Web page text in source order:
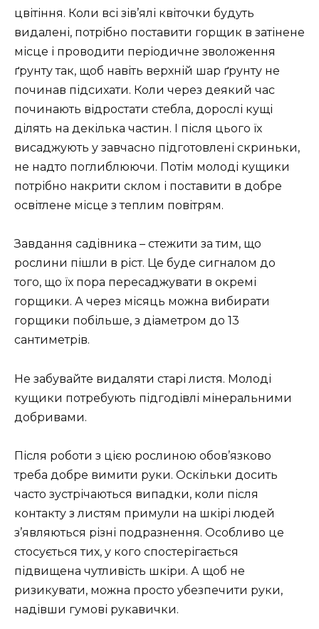
цвітіння. Коли всі зів’ялі квіточки будуть
видалені, потрібно поставити горщик в затінене
місце і проводити періодичне зволоження
ґрунту так, щоб навіть верхній шар ґрунту не
починав підсихати. Коли через деякий час
починають відростати стебла, дорослі кущі
ділять на декілька частин. І після цього їх
висаджують у завчасно підготовлені скриньки,
не надто поглиблюючи. Потім молоді кущики
потрібно накрити склом і поставити в добре
освітлене місце з теплим повітрям.
Завдання садівника – стежити за тим, що
рослини пішли в ріст. Це буде сигналом до
того, що їх пора пересаджувати в окремі
горщики. А через місяць можна вибирати
горщики побільше, з діаметром до 13
сантиметрів.
Не забувайте видаляти старі листя. Молоді
кущики потребують підгодівлі мінеральними
добривами.
Після роботи з цією рослиною обов’язково
треба добре вимити руки. Оскільки досить
часто зустрічаються випадки, коли після
контакту з листям примули на шкірі людей
з’являються різні подразнення. Особливо це
стосується тих, у кого спостерігається
підвищена чутливість шкіри. А щоб не
ризикувати, можна просто убезпечити руки,
надівши гумові рукавички.